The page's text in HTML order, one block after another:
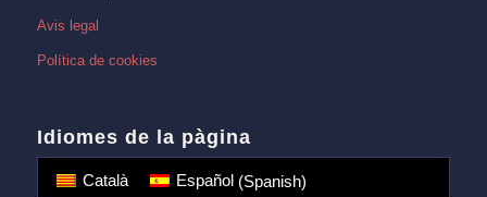
Avis legal
Política de cookies
Idiomes de la pàgina
Català Español (Spanish)